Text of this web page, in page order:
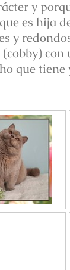
y
es hija
y
con
que